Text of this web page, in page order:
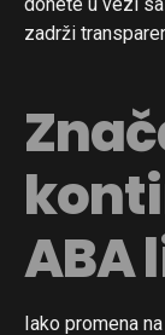
donete u vezi
zadrži
ABA
Iako promena